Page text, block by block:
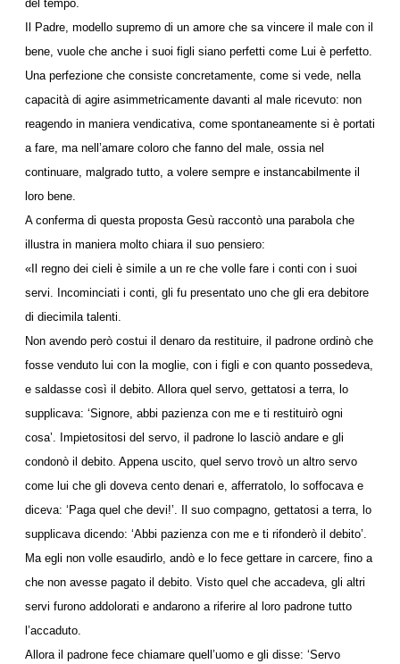
del tempo.
Il Padre, modello supremo di un amore che sa vincere il male con il
bene, vuole che anche i suoi figli siano perfetti come Lui è perfetto.
Una perfezione che consiste concretamente, come si vede, nella
capacità di agire asimmetricamente davanti al male ricevuto: non
reagendo in maniera vendicativa, come spontaneamente si è portati
a fare, ma nell’amare coloro che fanno del male, ossia nel
continuare, malgrado tutto, a volere sempre e instancabilmente il
loro bene.
A conferma di questa proposta Gesù raccontò una parabola che
illustra in maniera molto chiara il suo pensiero:
«Il regno dei cieli è simile a un re che volle fare i conti con i suoi
servi. Incominciati i conti, gli fu presentato uno che gli era debitore
di diecimila talenti.
Non avendo però costui il denaro da restituire, il padrone ordinò che
fosse venduto lui con la moglie, con i figli e con quanto possedeva,
e saldasse così il debito. Allora quel servo, gettatosi a terra, lo
supplicava: ‘Signore, abbi pazienza con me e ti restituirò ogni
cosa’. Impietositosi del servo, il padrone lo lasciò andare e gli
condonò il debito. Appena uscito, quel servo trovò un altro servo
come lui che gli doveva cento denari e, afferratolo, lo soffocava e
diceva: ‘Paga quel che devi!’. Il suo compagno, gettatosi a terra, lo
supplicava dicendo: ‘Abbi pazienza con me e ti rifonderò il debito’.
Ma egli non volle esaudirlo, andò e lo fece gettare in carcere, fino a
che non avesse pagato il debito. Visto quel che accadeva, gli altri
servi furono addolorati e andarono a riferire al loro padrone tutto
l’accaduto.
Allora il padrone fece chiamare quell’uomo e gli disse: ‘Servo